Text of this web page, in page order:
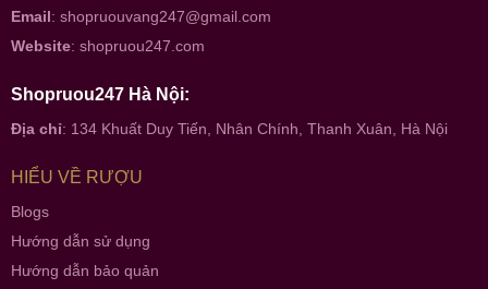
Email: shopruouvang247@gmail.com
Website: shopruou247.com
Shopruou247 Hà Nội:
Địa chỉ: 134 Khuất Duy Tiến, Nhân Chính, Thanh Xuân, Hà Nội
HIỂU VỀ RƯỢU
Blogs
Hướng dẫn sử dụng
Hướng dẫn bảo quản